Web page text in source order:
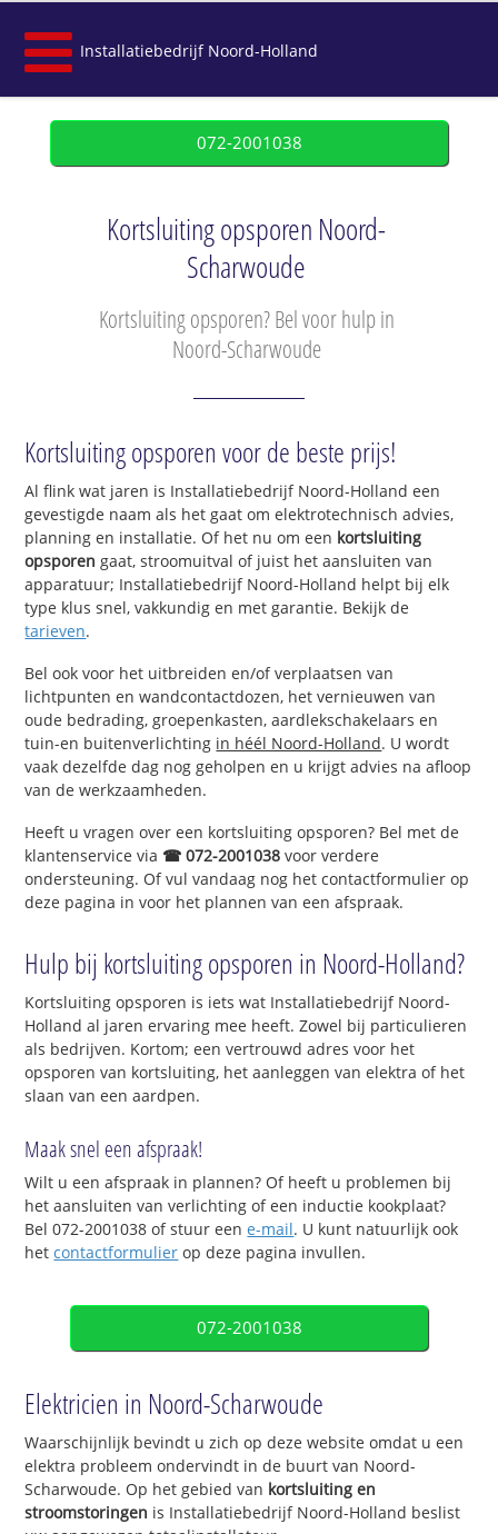
Installatiebedrijf Noord-Holland
072-2001038
Kortsluiting opsporen Noord-
Scharwoude
Kortsluiting opsporen? Bel voor hulp in
Noord-Scharwoude
Kortsluiting opsporen voor de beste prijs!
Al flink wat jaren is Installatiebedrijf Noord-Holland een
gevestigde naam als het gaat om elektrotechnisch advies,
planning en installatie. Of het nu om een kortsluiting
opsporen gaat, stroomuitval of juist het aansluiten van
apparatuur; Installatiebedrijf Noord-Holland helpt bij elk
type klus snel, vakkundig en met garantie. Bekijk de
tarieven.
Bel ook voor het uitbreiden en/of verplaatsen van
lichtpunten en wandcontactdozen, het vernieuwen van
oude bedrading, groepenkasten, aardlekschakelaars en
tuin-en buitenverlichting in héél Noord-Holland. U wordt
vaak dezelfde dag nog geholpen en u krijgt advies na afloop
van de werkzaamheden.
Heeft u vragen over een kortsluiting opsporen? Bel met de
klantenservice via ☎ 072-2001038 voor verdere
ondersteuning. Of vul vandaag nog het contactformulier op
deze pagina in voor het plannen van een afspraak.
Hulp bij kortsluiting opsporen in Noord-Holland?
Kortsluiting opsporen is iets wat Installatiebedrijf Noord-
Holland al jaren ervaring mee heeft. Zowel bij particulieren
als bedrijven. Kortom; een vertrouwd adres voor het
opsporen van kortsluiting, het aanleggen van elektra of het
slaan van een aardpen.
Maak snel een afspraak!
Wilt u een afspraak in plannen? Of heeft u problemen bij
het aansluiten van verlichting of een inductie kookplaat?
Bel 072-2001038 of stuur eene-mail. U kunt natuurlijk ook
hetcontactformulier op deze pagina invullen.
072-2001038
Elektricien in Noord-Scharwoude
Waarschijnlijk bevindt u zich op deze website omdat u een
elektra probleem ondervindt in de buurt van Noord-
Scharwoude. Op het gebied van kortsluiting en
stroomstoringen is Installatiebedrijf Noord-Holland beslist